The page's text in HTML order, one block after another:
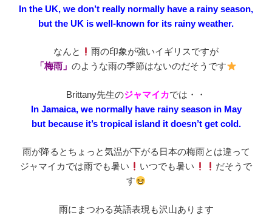
In the UK, we don’t really normally have a rainy season,
but the UK is well-known for its rainy weather.
なんと
雨の印象が強いイギリスですが
「梅雨」 のような雨の季節はないのだそうです
Brittany先生のジャマイカでは・・
In Jamaica, we normally have rainy season in May
but because it’s tropical island it doesn’t get cold.
雨が降るとちょっと気温が下がる日本の梅雨とは違って
ジャマイカでは雨でも暑い
いつでも暑い
だそうで
す
雨にまつわる英語表現も沢山あります